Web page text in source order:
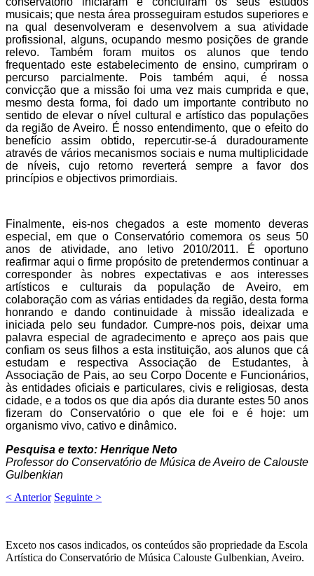
musicais; que nesta área prosseguiram estudos superiores e
na qual desenvolveram e desenvolvem a sua atividade
profissional, alguns, ocupando mesmo posições de grande
relevo. Também foram muitos os alunos que tendo
frequentado este estabelecimento de ensino, cumpriram o
percurso parcialmente. Pois também aqui, é nossa
convicção que a missão foi uma vez mais cumprida e que,
mesmo desta forma, foi dado um importante contributo no
sentido de elevar o nível cultural e artístico das populações
da região de Aveiro. É nosso entendimento, que o efeito do
benefício assim obtido, repercutir-se-á duradouramente
através de vários mecanismos sociais e numa multiplicidade
de níveis, cujo retorno reverterá sempre a favor dos
princípios e objectivos primordiais.
Finalmente, eis-nos chegados a este momento deveras
especial, em que o Conservatório comemora os seus 50
anos de atividade, ano letivo 2010/2011. É oportuno
reafirmar aqui o firme propósito de pretendermos continuar a
corresponder às nobres expectativas e aos interesses
artísticos e culturais da população de Aveiro, em
colaboração com as várias entidades da região, desta forma
honrando e dando continuidade à missão idealizada e
iniciada pelo seu fundador. Cumpre-nos pois, deixar uma
palavra especial de agradecimento e apreço aos pais que
confiam os seus filhos a esta instituição, aos alunos que cá
estudam e respectiva Associação de Estudantes, à
Associação de Pais, ao seu Corpo Docente e Funcionários,
às entidades oficiais e particulares, civis e religiosas, desta
cidade, e a todos os que dia após dia durante estes 50 anos
fizeram do Conservatório o que ele foi e é hoje: um
organismo vivo, cativo e dinâmico.
Pesquisa e texto: Henrique Neto
Professor do Conservatório de Música de Aveiro de Calouste
Gulbenkian
< Anterior Seguinte >
Exceto nos casos indicados, os conteúdos são propriedade da Escola
Artística do Conservatório de Música Calouste Gulbenkian, Aveiro.